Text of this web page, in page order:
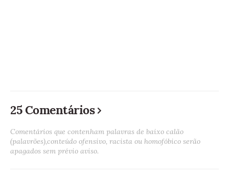
25 Comentários
Comentários que contenham palavras de baixo calão
(palavrões),conteúdo ofensivo, racista ou homofóbico serão
apagados sem prévio aviso.